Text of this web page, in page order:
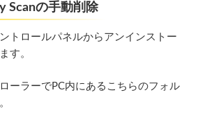
Scanの手動削除
トロールパネルからアンインストー
す。
ーラーでPC内にあるこちらのフォル